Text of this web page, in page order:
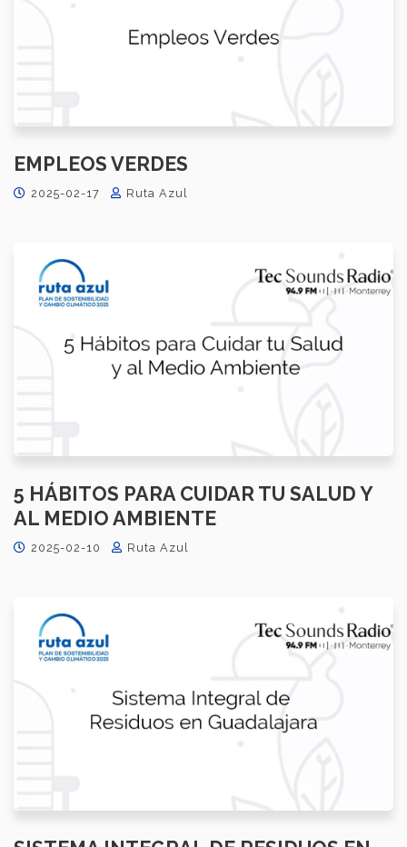
EMPLEOS VERDES
2025-02-17 Ruta Azul
5 HÁBITOS PARA CUIDAR TU SALUD Y
AL MEDIO AMBIENTE
2025-02-10 Ruta Azul